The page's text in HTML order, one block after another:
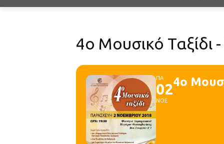
4ο Μουσικό Ταξίδι
ΠΑ
02
ΝΟΕ
4ο